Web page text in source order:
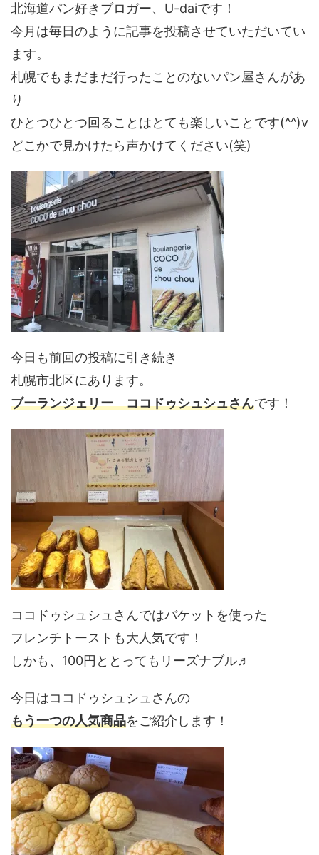
北海道パン好きブロガー、U-daiです！
今月は毎日のように記事を投稿させていただいてい
ます。
札幌でもまだまだ行ったことのないパン屋さんがあ
り
ひとつひとつ回ることはとても楽しいことです(^^)v
どこかで見かけたら声かけてください(笑)
今日も前回の投稿に引き続き
札幌市北区にあります。
ブーランジェリー ココドゥシュシュさんです！
ココドゥシュシュさんではバケットを使った
フレンチトーストも大人気です！
しかも、100円ととってもリーズナブル♬
今日はココドゥシュシュさんの
もう一つの人気商品をご紹介します！